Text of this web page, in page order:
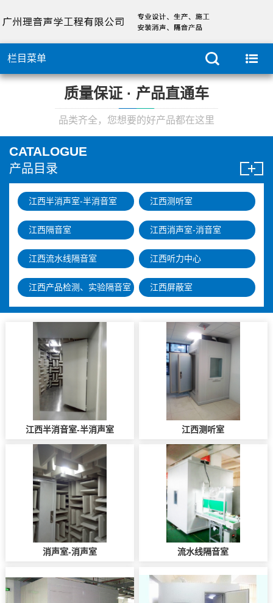
栏目菜单
质量保证 · 产品直通车
品类齐全，您想要的好产品都在这里
CATALOGUE
产品目录
江西半消声室-半消音室 江西测听室
江西隔音室 江西消声室-消音室
江西流水线隔音室 江西听力中心
江西产品检测、实验隔音室 江西屏蔽室
江西半消音室-半消声室 江西测听室
消声室-消声室 流水线隔音室